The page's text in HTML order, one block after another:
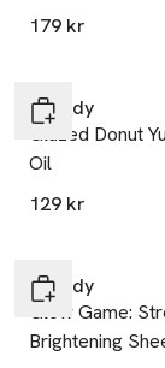
179 kr
Scandy
Glazed Donut
Oil
129 kr
Scandy
Glow Game:
Brightening